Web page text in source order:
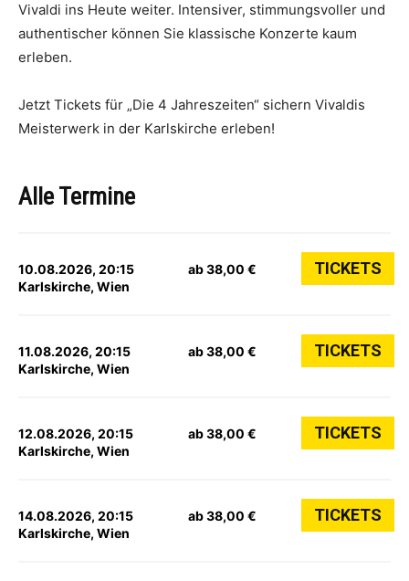
Vivaldi ins Heute weiter. Intensiver, stimmungsvoller und
authentischer können Sie klassische Konzerte kaum
erleben.
Jetzt Tickets für „Die 4 Jahreszeiten“ sichern Vivaldis
Meisterwerk in der Karlskirche erleben!
Alle Termine
10.08.2026, 20:15
Karlskirche, Wien
ab 38,00 € TICKETS
11.08.2026, 20:15
Karlskirche, Wien
ab 38,00 € TICKETS
12.08.2026, 20:15
Karlskirche, Wien
ab 38,00 € TICKETS
14.08.2026, 20:15
Karlskirche, Wien
ab 38,00 € TICKETS